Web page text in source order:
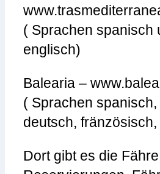
( Sprachen spanisch
englisch)
Balearia –
( Sprachen
deutsch,
Dort gibt es die